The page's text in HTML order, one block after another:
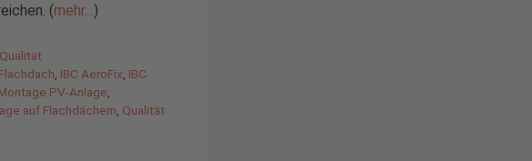
(mehr…)
Qualität
Flachdach IBC AeroFix IBC
PV-Anlage
auf Flachdächern Qualität